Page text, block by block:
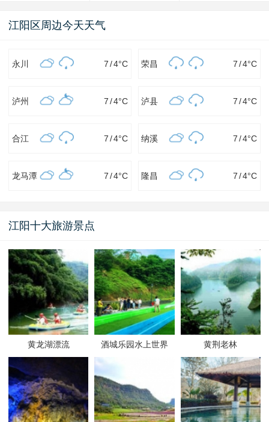
江阳区周边今天天气
永川 7/4°C 荣昌 7 /4°C
泸州 7/4°C 泸县 7 /4°C
合江 7/4°C 纳溪 7 /4°C
龙马潭 7/4°C 隆昌 7 /4°C
江阳十大旅游景点
黄龙湖漂流 酒城乐园水上世界 黄荆老林